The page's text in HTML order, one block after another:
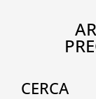
CERCA